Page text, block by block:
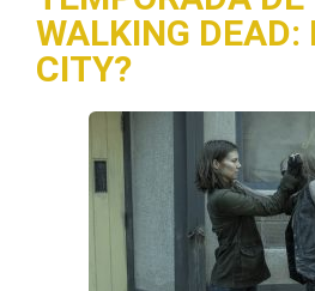
WALKING DEAD:
CITY?